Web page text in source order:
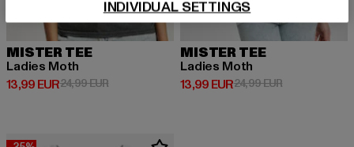
MISTER TEE
Ladies Moth
13,99 EUR
Derzeitiger Preis: 13,99 EUR
24,99 EURAktionspreis: 24,99 EUR
MISTER TEE
Ladies Moth
13,99 EUR
Derzeitiger Preis: 13,99 EUR
24,99 EURAktionspreis:
INDIVIDUAL SETTINGS